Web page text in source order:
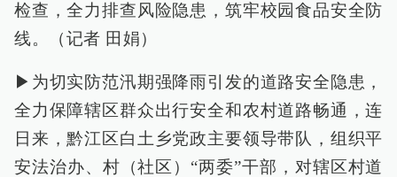
检查，全力排查风险隐患，筑牢校园食品安全防
线。（记者 田娟）
▶为切实防范汛期强降雨引发的道路安全隐患，
全力保障辖区群众出行安全和农村道路畅通，连
日来，黔江区白土乡党政主要领导带队，组织平
安法治办、村（社区）“两委”干部，对辖区村道